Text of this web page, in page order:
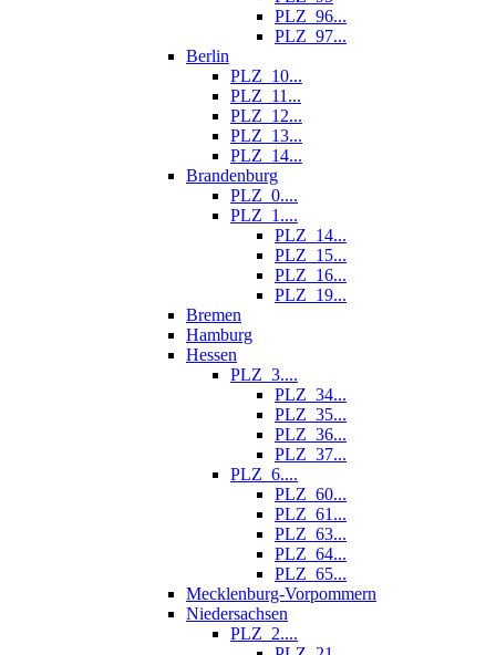
PLZ_96...
PLZ_97...
Berlin
PLZ_10...
PLZ_11...
PLZ_12...
PLZ_13...
PLZ_14...
Brandenburg
PLZ_0....
PLZ_1....
PLZ_14...
PLZ_15...
PLZ_16...
PLZ_19...
Bremen
Hamburg
Hessen
PLZ_3....
PLZ_34...
PLZ_35...
PLZ_36...
PLZ_37...
PLZ_6....
PLZ_60...
PLZ_61...
PLZ_63...
PLZ_64...
PLZ_65...
Mecklenburg-Vorpommern
Niedersachsen
PLZ_2....